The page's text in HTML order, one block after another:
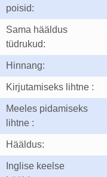
poisid:
Sama hääldus
tüdrukud:
Hinnang:
Kirjutamiseks lihtne :
Meeles pidamiseks
lihtne :
Hääldus:
Inglise keelse